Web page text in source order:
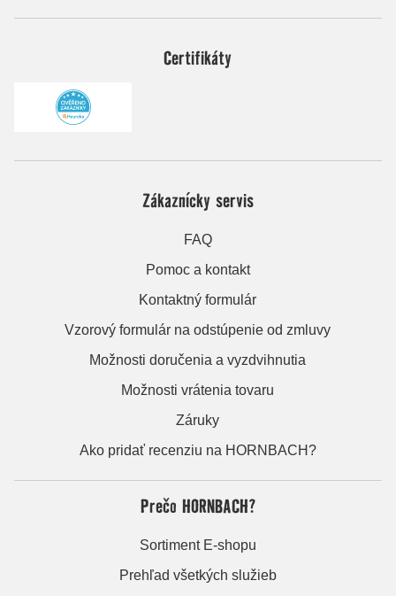
Certifikáty
Zákaznícky servis
FAQ
Pomoc a kontakt
Kontaktný formulár
Vzorový formulár na odstúpenie od zmluvy
Možnosti doručenia a vyzdvihnutia
Možnosti vrátenia tovaru
Záruky
Ako pridať recenziu na HORNBACH?
Prečo HORNBACH?
Sortiment E-shopu
Prehľad všetkých služieb